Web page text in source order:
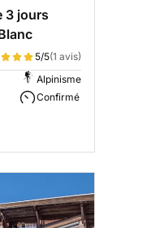
3 jours
5/5(1 avis)
Alpinisme
Confirmé